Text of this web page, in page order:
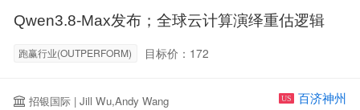
Qwen3.8-Max发布；全球云计算演绎重估逻辑
跑赢行业(OUTPERFORM) 目标价：172
招银国际 | Jill Wu,Andy Wang US 百济神州